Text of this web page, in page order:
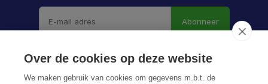
Abonneer
Over de cookies op deze website
We maken gebruik van cookies om gegevens m.b.t. de